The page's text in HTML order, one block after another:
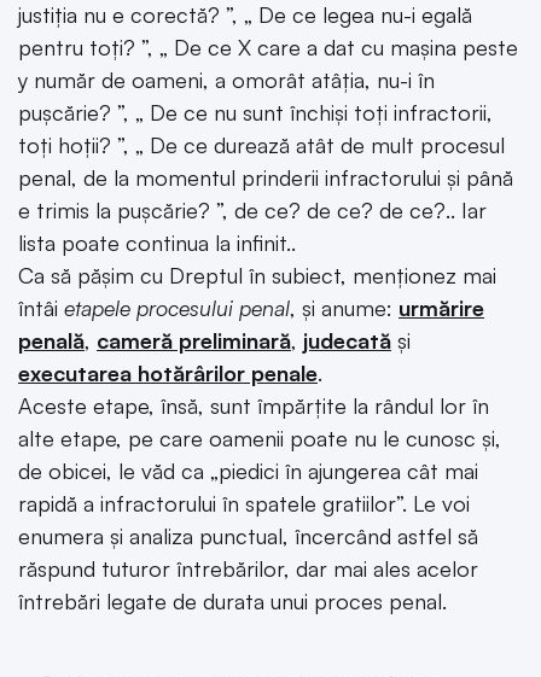
justiția nu e corectă? ”, „ De ce legea nu-i egală
pentru toți? ”, „ De ce X care a dat cu mașina peste
y număr de oameni, a omorât atâția, nu-i în
pușcărie? ”, „ De ce nu sunt închiși toți infractorii,
toți hoții? ”, „ De ce durează atât de mult procesul
penal, de la momentul prinderii infractorului și până
e trimis la pușcărie? ”, de ce? de ce? de ce?.. Iar
lista poate continua la infinit..
Ca să pășim cu Dreptul în subiect, menționez mai
întâi etapele procesului penal, și anume: urmărire
penală, cameră preliminară, judecată și
executarea hotărârilor penale.
Aceste etape, însă, sunt împărțite la rândul lor în
alte etape, pe care oamenii poate nu le cunosc și,
de obicei, le văd ca „piedici în ajungerea cât mai
rapidă a infractorului în spatele gratiilor”. Le voi
enumera și analiza punctual, încercând astfel să
răspund tuturor întrebărilor, dar mai ales acelor
întrebări legate de durata unui proces penal.